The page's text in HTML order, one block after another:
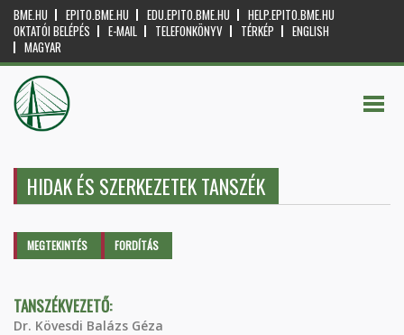
BME.HU EPITO.BME.HU EDU.EPITO.BME.HU
HELP.EPITO.BME.HU
OKTATÓI BELÉPÉS
E-MAIL TELEFONKÖNYV TÉRKÉP
ENGLISH
MAGYAR
HIDAK ÉS SZERKEZETEK TANSZÉK
Elsődleges fülek
MEGTEKINTÉS (AKTÍVFORDÍTÁS
TANSZÉKVEZETŐ:
Dr. Kövesdi Balázs Géza